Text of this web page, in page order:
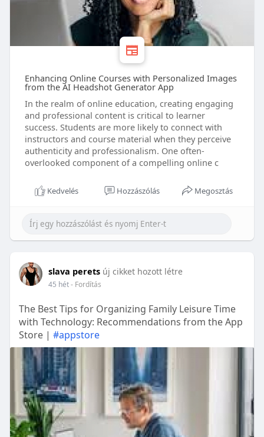
Enhancing Online Courses with Personalized Images
from the AI Headshot Generator App
In the realm of online education, creating engaging
and professional content is critical to learner
success. Students are more likely to connect with
instructors and course material when they perceive
authenticity and professionalism. One often-
overlooked component of a compelling online c
Kedvelés Hozzászólás Megosztás
slava perets új cikket hozott létre
45 hét- Fordítás
The Best Tips for Organizing Family Leisure Time
with Technology: Recommendations from the App
Store | #appstore